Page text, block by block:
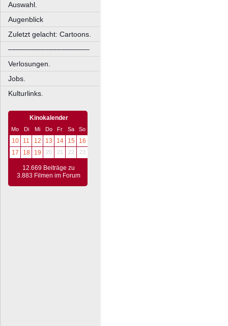
Auswahl.
Augenblick
Zuletzt gelacht: Cartoons.
––––––––––––––––––––
Verlosungen.
Jobs.
Kulturlinks.
Kinokalender
Mo Di Mi Do Fr Sa So
10 11 12 13 14 15
16
17
18 19 20 21 22 23
12.669 Beiträge zu
3.883 Filmen im Forum